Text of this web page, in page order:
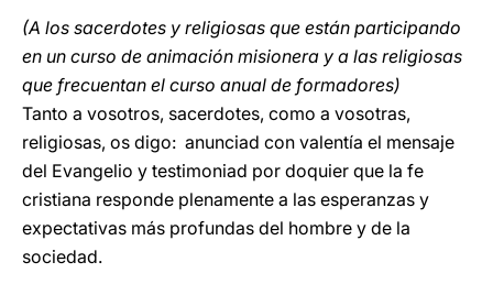
(A los sacerdotes y religiosas que están participando
en un curso de animación misionera y a las religiosas
que frecuentan el curso anual de formadores)
Tanto a vosotros, sacerdotes, como a vosotras,
religiosas, os digo: anunciad con valentía el mensaje
del Evangelio y testimoniad por doquier que la fe
cristiana responde plenamente a las esperanzas y
expectativas más profundas del hombre y de la
sociedad.